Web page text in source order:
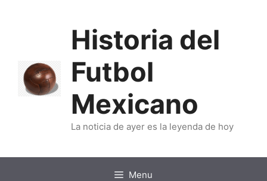
Historia del
Futbol
Mexicano
La noticia de ayer es la leyenda de hoy
Menu